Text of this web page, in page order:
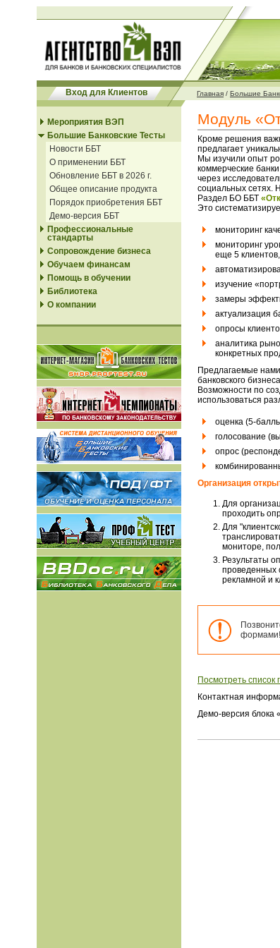
Вход для Клиентов Главная / Большие
Мероприятия ВЭП
Большие Банковские Тесты
Новости ББТ
О применении ББТ
Обновление ББТ в 2026 г.
Общее описание продукта
Порядок приобретения ББТ
Демо-версия ББТ
Профессиональные
стандарты
Сопровождение бизнеса
Обучаем финансам
Помощь в обучении
Библиотека
О компании
Модуль
Кроме решения
предлагает
Мы изучили опыт
коммерческие
через
социальных сетях.
Раздел БО ББТ
Это
мониторинг
мониторинг
еще 5
изучение
замеры
актуализация
опросы
аналитика
конкретных
Предлагаемые
банковского
Возможности по
использоваться
оценка (5-
голосование
опрос
Организация
Для
проходить
Для
мониторе,
Результаты
проведенных
рекламной и
формами!
Посмотреть список
Контактная
Демо-версия блока